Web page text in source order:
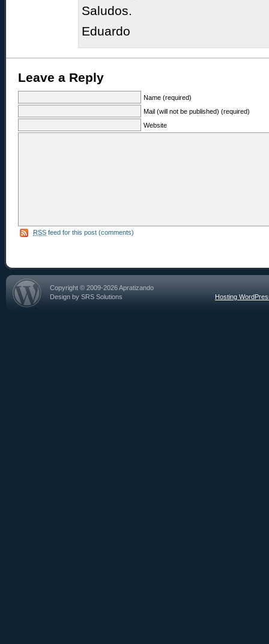
Saludos.
Eduardo
Leave a Reply
Name (required)
Mail (will not be published) (required)
Website
RSS feed for this post (comments)
Copyright © 2009-2026 Apratizando
Design by SRS Solutions
Hosting